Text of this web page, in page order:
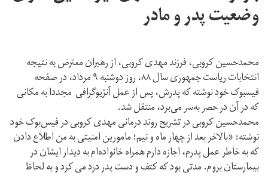
وضعیت پدر و مادر
محمدحسین کروبی، فرزند مهدی کروبی، از رهبران معترض به نتیجه
انتخابات ریاست جمهوری سال ۸۸، روز دوشنبه ۹ مرداد، در صفحه
فیسبوک خود نوشته که پدرش، پس از عمل آنژیوگرافی مجددا به مکانی
که در آن در حصر به‌سر می‌برد، منتقل شد.
محمدحسین کروبی در تشریح روند درمانی مهدی کروبی در فیس‌بوک خود
نوشته: «بالاخر بعد از چهار ماه و نیم؛ مامورین امنیتی به من اطلاع دادن
که به خاطر عمل پدرم، اجازه دارم همراه خانواده‌ام به دیدار ایشان در
بیمارستان بروم. مدتی بود که کتف و دست پدر درد می کرد و به لحاظ